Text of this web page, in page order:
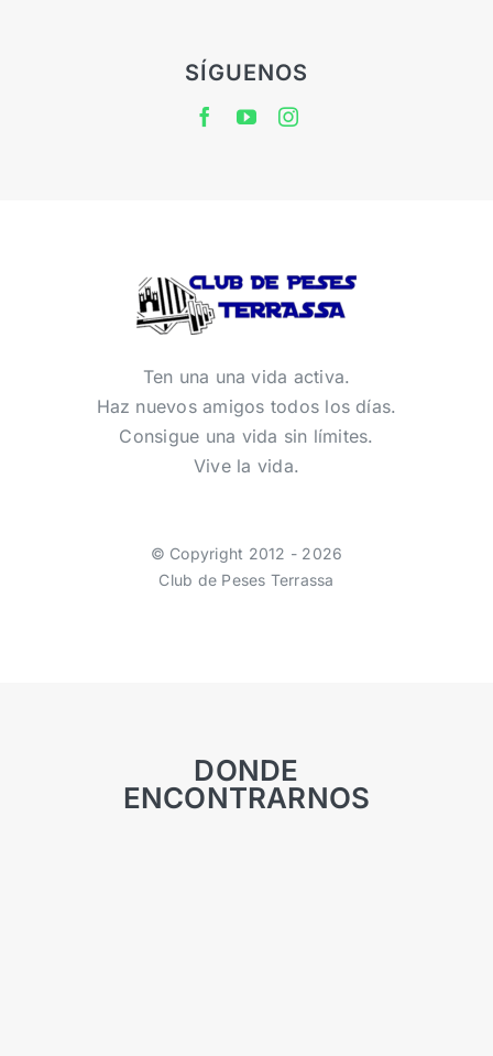
SÍGUENOS
Ten una una vida activa.
Haz nuevos amigos todos los días.
Consigue una vida sin límites.
Vive la vida.
© Copyright 2012 - 2026
Club de Peses Terrassa
DONDE
ENCONTRARNOS